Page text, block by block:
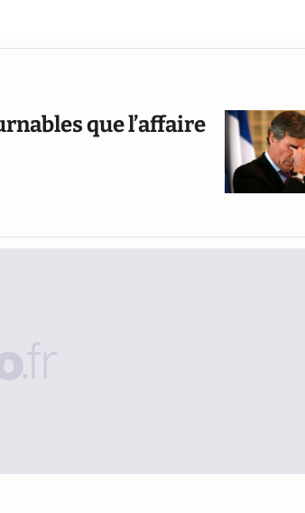
que l’affaire